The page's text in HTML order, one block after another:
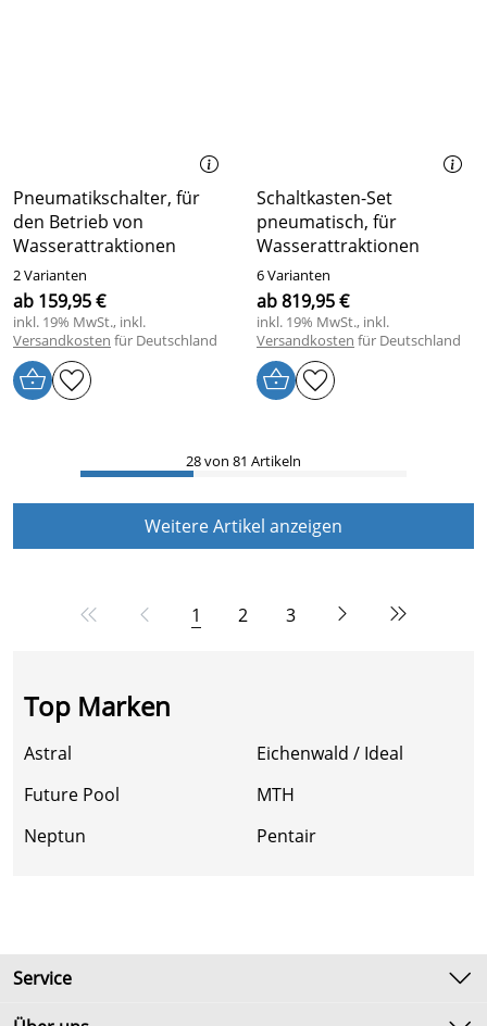
Pneumatikschalter, für
den Betrieb von
Wasserattraktionen
2 Varianten
ab 159,95 €
inkl. 19% MwSt., inkl.
Versandkosten für Deutschland
Schaltkasten-Set
pneumatisch, für
Wasserattraktionen
6 Varianten
ab 819,95 €
inkl. 19% MwSt., inkl.
Versandkosten für Deutschland
28 von 81 Artikeln
Weitere Artikel anzeigen
1 2 3
Top Marken
Astral
Eichenwald / Ideal
Future Pool
MTH
Neptun
Pentair
Service
Kontakt